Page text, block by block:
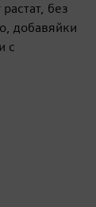
без
добавяйки
с